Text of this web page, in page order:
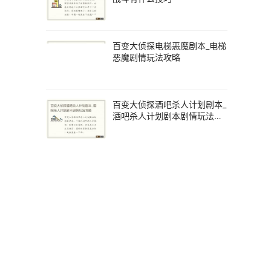
百变大侦探电梯恶魔剧本_电梯
恶魔剧情玩法攻略
百变大侦探酒吧杀人计划剧本_
酒吧杀人计划剧本剧情玩法攻